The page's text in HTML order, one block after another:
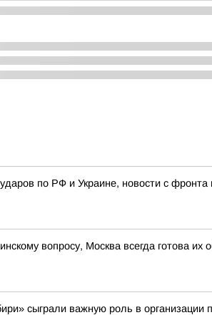
по РФ и Украине, новости с фронта
вопросу, Москва всегда готова
сыграли важную роль в организации